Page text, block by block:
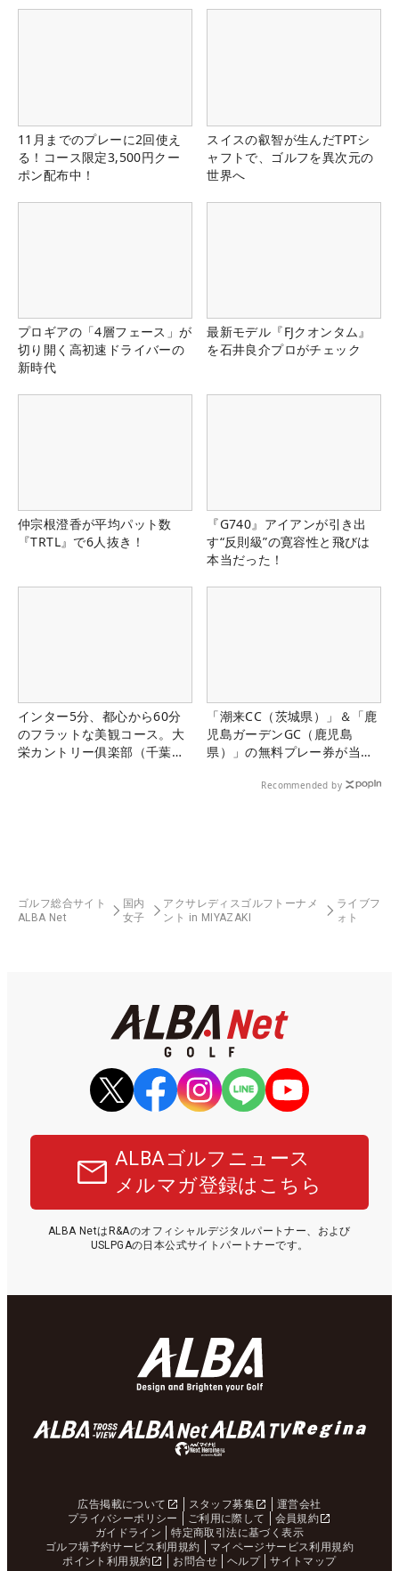
11月までのプレーに2回使え
る！コース限定3,500円クー
ポン配布中！
スイスの叡智が生んだTPTシ
ャフトで、ゴルフを異次元の
世界へ
プロギアの「4層フェース」が
切り開く高初速ドライバーの
新時代
最新モデル『FJクオンタム』
を石井良介プロがチェック
仲宗根澄香が平均パット数
『TRTL』で6人抜き！
『G740』アイアンが引き出
す“反則級”の寛容性と飛びは
本当だった！
インター5分、都心から60分
のフラットな美観コース。大
栄カントリー俱楽部（千葉
「潮来CC（茨城県）」＆「鹿
児島ガーデンGC（鹿児島
県）」の無料プレー券が当た
Recommended by
ゴルフ総合サイト
ALBA Net
国内
女子
アクサレディスゴルフトーナメ
ント in MIYAZAKI
ライブフ
ォト
ALBAゴルフニュース
メルマガ登録はこちら
ALBA NetはR&Aのオフィシャルデジタルパートナー、および
USLPGAの日本公式サイトパートナーです。
広告掲載について スタッフ募集
運営会社
プライバシーポリシー
ご利用に際して
会員規約
ガイドライン
特定商取引法に基づく表示
ゴルフ場予約サービス利用規約
マイページサービス利用規約
ポイント利用規約
お問合せ ヘルプ サイトマップ